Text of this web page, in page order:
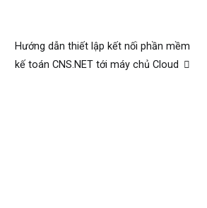
Hướng dẫn thiết lập kết nối phần mềm
kế toán CNS.NET tới máy chủ Cloud